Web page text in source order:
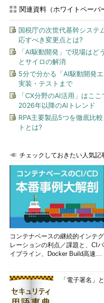
関連資料（ホワイトペーパ
国税庁の次世代基幹システ
応すべき変更点とは?
「AI駆動開発」で現場は
とサイロの解消
5分で分かる「AI駆動開発
実装・テストまで
「CX分野のAI活用」はこ
2026年以降のAIトレンド
RPA主要製品5つを徹底比
トとは?
チェックしておきたい人気記
コンテナベースの継続的インテグ
レーションの利点／課題と、CIパ
イプライン、Docker Build高速化
「電子署名」